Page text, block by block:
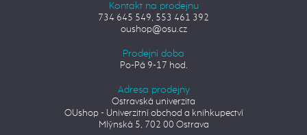
Kontakt na prodejnu
734 645 549, 553 461 392
oushop@osu.cz
Prodejní doba
Po-Pá 9-17 hod.
Adresa prodejny
Ostravská univerzita
OUshop - Univerzitní obchod a knihkupectví
Mlýnská 5, 702 00 Ostrava